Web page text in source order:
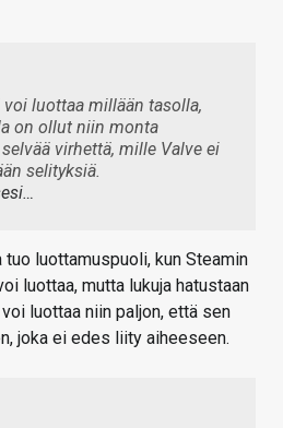
luottaa millään tasolla,
on ollut niin monta
virhettä, mille Valve ei
selityksiä.
luottamuspuoli, kun Steamin
luottaa, mutta lukuja hatustaan
luottaa niin paljon, että sen
joka ei edes liity aiheeseen.